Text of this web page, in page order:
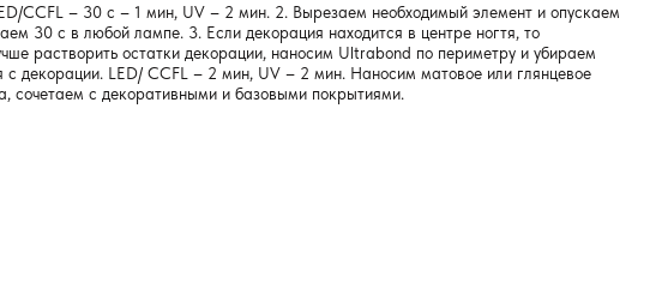
CCFL – 30 с – 1 мин, UV – 2 мин. 2. Вырезаем необходимый элемент и опускаем
30 с в любой лампе. 3. Если декорация находится в центре ногтя, то
растворить остатки декорации, наносим Ultrabond по периметру и убираем
декорации. LED/ CCFL – 2 мин, UV – 2 мин. Наносим матовое или глянцевое
с декоративными и базовыми покрытиями.